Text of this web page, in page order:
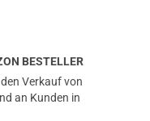
BESTELLER
Verkauf von
an Kunden in